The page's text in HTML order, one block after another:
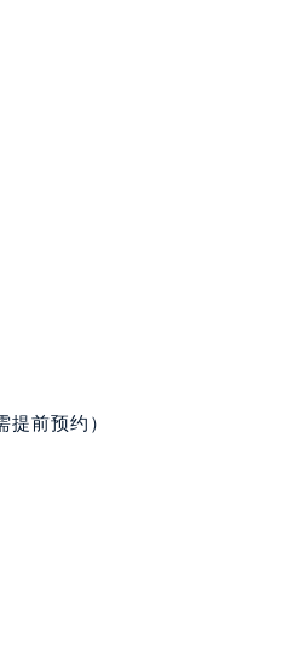
约）
前预约）